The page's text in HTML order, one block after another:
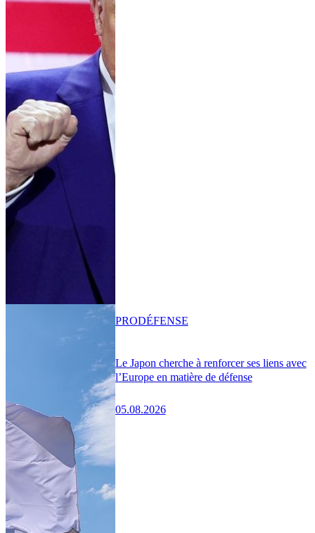
Le Japon cherche à renforcer ses liens avec
l’Europe en matière de défense
05.08.2026
PRODÉFENSE